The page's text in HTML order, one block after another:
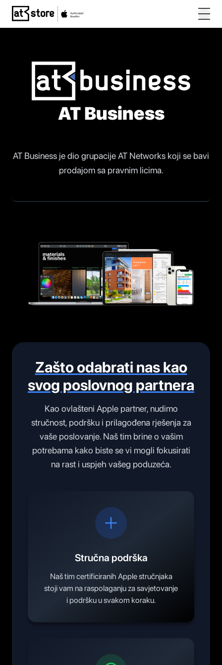
Posjetite početnu stranicu AT Store
AT Business
AT Business je dio grupacije AT Networks koji se bavi
prodajom sa pravnim licima.
Zašto odabrati nas kao
svog poslovnog partnera
Kao ovlašteni Apple partner, nudimo
stručnost, podršku i prilagođena rješenja za
vaše poslovanje. Naš tim brine o vašim
potrebama kako biste se vi mogli fokusirati
na rast i uspjeh vašeg poduzeća.
Stručna podrška
Naš tim certificiranih Apple stručnjaka
stoji vam na raspolaganju za savjetovanje
i podršku u svakom koraku.